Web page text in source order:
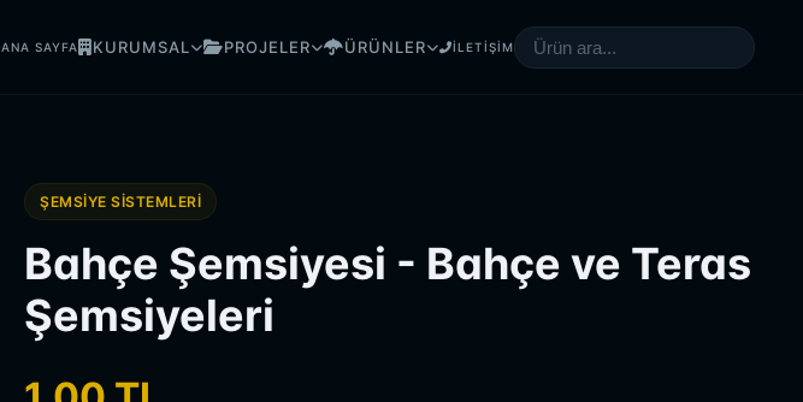
ANA SAYFA KURUMSAL PROJELER ÜRÜNLER İLETİŞİM
ŞEMSIYE SISTEMLERI
Bahçe Şemsiyesi - Bahçe ve Teras
Şemsiyeleri